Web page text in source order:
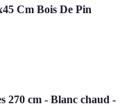
Cm Bois De Pin
270 cm - Blanc chaud -